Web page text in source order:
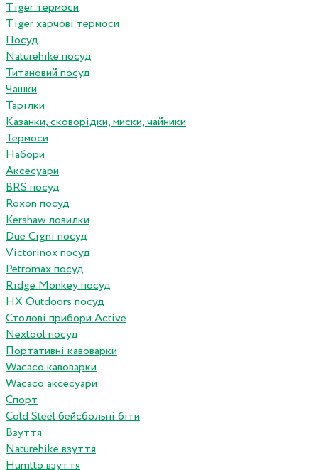
Tiger термоси
Tiger харчові термоси
Посуд
Naturehike посуд
Титановий посуд
Чашки
Тарілки
Казанки, сковорідки, миски, чайники
Термоси
Набори
Аксесуари
BRS посуд
Roxon посуд
Kershaw ловилки
Due Cigni посуд
Victorinox посуд
Petromax посуд
Ridge Monkey посуд
HX Outdoors посуд
Столові прибори Active
Nextool посуд
Портативні кавоварки
Wacaco кавоварки
Wacaco аксесуари
Спорт
Cold Steel бейсбольні біти
Взуття
Naturehike взуття
Humtto взуття